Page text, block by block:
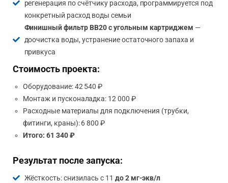
регенерация по счётчику расхода, программируется под
конкретный расход воды семьи
Финишный фильтр BB20 с угольным картриджем —
доочистка воды, устранение остаточного запаха и
привкуса
Стоимость проекта:
Оборудование: 42 540 ₽
Монтаж и пусконаладка: 12 000 ₽
Расходные материалы для подключения (трубки,
фитинги, краны): 6 800 ₽
Итого: 61 340 ₽
Результат после запуска:
Жёсткость: снизилась с 11 до 2 мг-экв/л